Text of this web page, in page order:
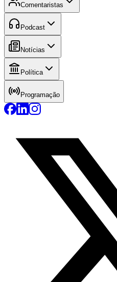
Comentaristas
Podcast
Notícias
Política
Programação